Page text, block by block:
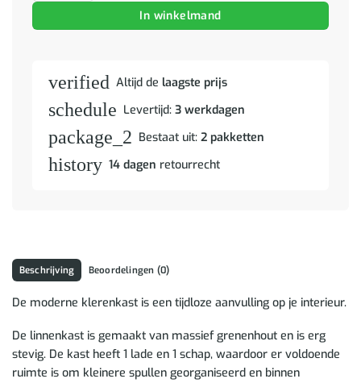
In winkelmand
verified Altijd de laagste prijs
schedule Levertijd: 3 werkdagen
package_2 Bestaat uit: 2 pakketten
history 14 dagen retourrecht
Beschrijving Beoordelingen (0)
De moderne klerenkast is een tijdloze aanvulling op je interieur.
De linnenkast is gemaakt van massief grenenhout en is erg
stevig. De kast heeft 1 lade en 1 schap, waardoor er voldoende
ruimte is om kleinere spullen georganiseerd en binnen